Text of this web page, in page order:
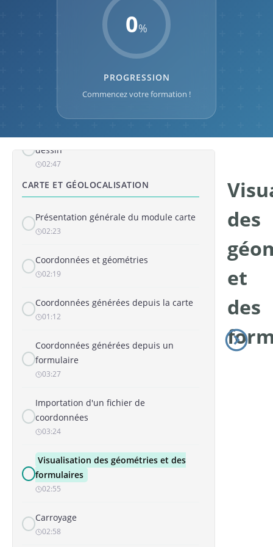
0%
PROGRESSION
Commencez votre formation !
Commenter et dessiner sur une photo
Présentation générale du module
dessin
02:47
CARTE ET GÉOLOCALISATION
Présentation générale du module carte
02:23
Coordonnées et géométries
02:19
Coordonnées générées depuis la carte
01:12
Coordonnées générées depuis un
formulaire
03:27
Importation d'un fichier de
coordonnées
03:24
Visualisation des géométries et des
formulaires
02:55
Carroyage
02:58
des
et
des